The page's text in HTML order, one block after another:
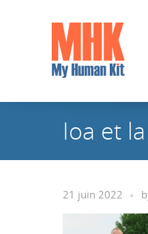
Ioa et
21 juin 2022